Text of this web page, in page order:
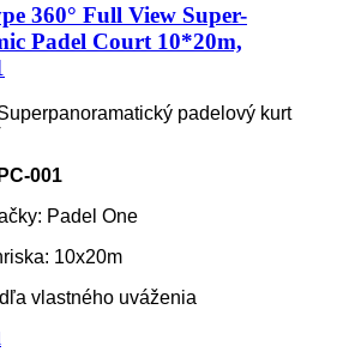
360° Full View Super-
Padel Court 10*20m,
padelový kurt
001
Padel One
10x20m
vlastného uváženia